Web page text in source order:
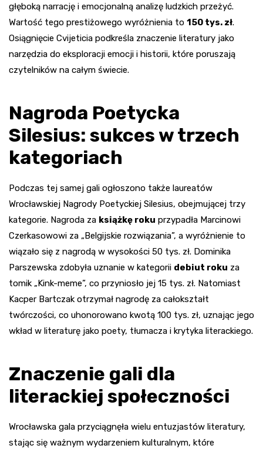
głęboką narrację i emocjonalną analizę ludzkich przeżyć.
Wartość tego prestiżowego wyróżnienia to 150 tys. zł.
Osiągnięcie Cvijeticia podkreśla znaczenie literatury jako
narzędzia do eksploracji emocji i historii, które poruszają
czytelników na całym świecie.
Nagroda Poetycka
Silesius: sukces w trzech
kategoriach
Podczas tej samej gali ogłoszono także laureatów
Wrocławskiej Nagrody Poetyckiej Silesius, obejmującej trzy
kategorie. Nagroda za książkę roku przypadła Marcinowi
Czerkasowowi za „Belgijskie rozwiązania”, a wyróżnienie to
wiązało się z nagrodą w wysokości 50 tys. zł. Dominika
Parszewska zdobyła uznanie w kategorii debiut roku za
tomik „Kink-meme”, co przyniosło jej 15 tys. zł. Natomiast
Kacper Bartczak otrzymał nagrodę za całokształt
twórczości, co uhonorowano kwotą 100 tys. zł, uznając jego
wkład w literaturę jako poety, tłumacza i krytyka literackiego.
Znaczenie gali dla
literackiej społeczności
Wrocławska gala przyciągnęła wielu entuzjastów literatury,
stając się ważnym wydarzeniem kulturalnym, które